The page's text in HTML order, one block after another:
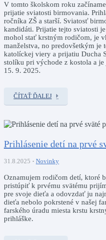
V tomto školskom roku
prijatie sviatosti birmovania.
ročníka ZŠ a starší. Sviatosť
kandidáti. Prijatie tejto sviatosti
mohol stať krstným rodičom, je
manželstva, no predovšetkým je
katolíckej viery a prijatiu Ducha
stolíku pri východe z kostola a
15. 9. 2025.
ČÍTAŤ ĎALEJ
Prihlásenie detí na prvé
31.8.2025 Novinky
Oznamujem rodičom detí, ktoré
pristúpiť k prvému svätému
pre svoje dieťa a odovzdať ju
dieťa nebolo pokrstené v našej
farského úradu miesta krstu
prihláške.